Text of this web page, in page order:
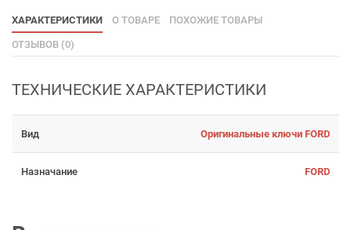
ХАРАКТЕРИСТИКИ О ТОВАРЕ ПОХОЖИЕ ТОВАРЫ
ОТЗЫВОВ (0)
ТЕХНИЧЕСКИЕ ХАРАКТЕРИСТИКИ
Вид Оригинальные ключи FORD
Назначание FORD